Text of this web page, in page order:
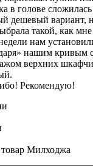
в голове
дешевый вариант,
такой, как
нам
нашим кривым
верхних
Рекомендую!
Милходжа